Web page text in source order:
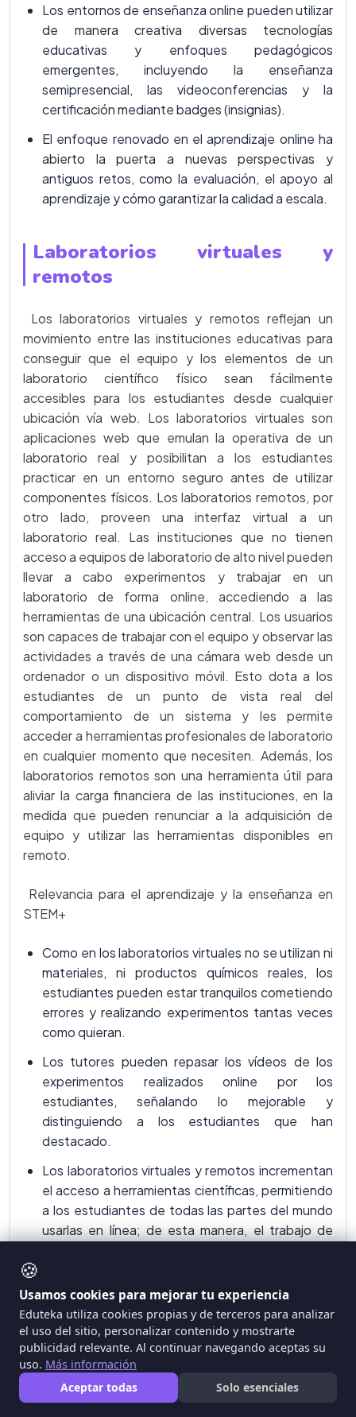
Los entornos de enseñanza online pueden utilizar
de manera creativa diversas tecnologías
educativas y enfoques pedagógicos
emergentes, incluyendo la enseñanza
semipresencial, las videoconferencias y la
certificación mediante badges (insignias).
El enfoque renovado en el aprendizaje online ha
abierto la puerta a nuevas perspectivas y
antiguos retos, como la evaluación, el apoyo al
aprendizaje y cómo garantizar la calidad a escala.
Laboratorios virtuales y
remotos
Los laboratorios virtuales y remotos reflejan un
movimiento entre las instituciones educativas para
conseguir que el equipo y los elementos de un
laboratorio científico físico sean fácilmente
accesibles para los estudiantes desde cualquier
ubicación vía web. Los laboratorios virtuales son
aplicaciones web que emulan la operativa de un
laboratorio real y posibilitan a los estudiantes
practicar en un entorno seguro antes de utilizar
componentes físicos. Los laboratorios remotos, por
otro lado, proveen una interfaz virtual a un
laboratorio real. Las instituciones que no tienen
acceso a equipos de laboratorio de alto nivel pueden
llevar a cabo experimentos y trabajar en un
laboratorio de forma online, accediendo a las
herramientas de una ubicación central. Los usuarios
son capaces de trabajar con el equipo y observar las
actividades a través de una cámara web desde un
ordenador o un dispositivo móvil. Esto dota a los
estudiantes de un punto de vista real del
comportamiento de un sistema y les permite
acceder a herramientas profesionales de laboratorio
en cualquier momento que necesiten. Además, los
laboratorios remotos son una herramienta útil para
aliviar la carga financiera de las instituciones, en la
medida que pueden renunciar a la adquisición de
equipo y utilizar las herramientas disponibles en
remoto.
Relevancia para el aprendizaje y la enseñanza en
STEM+
Como en los laboratorios virtuales no se utilizan ni
materiales, ni productos químicos reales, los
estudiantes pueden estar tranquilos cometiendo
errores y realizando experimentos tantas veces
como quieran.
Los tutores pueden repasar los vídeos de los
experimentos realizados online por los
estudiantes, señalando lo mejorable y
distinguiendo a los estudiantes que han
destacado.
Los laboratorios virtuales y remotos incrementan
el acceso a herramientas científicas, permitiendo
a los estudiantes de todas las partes del mundo
usarlas en línea; de esta manera, el trabajo de
TIEMPO DE ADOPCIÓN: DE
DOS A TRES AÑOS
🍪
Usamos cookies para mejorar tu experiencia
Eduteka utiliza cookies propias y de terceros para analizar
el uso del sitio, personalizar contenido y mostrarte
publicidad relevante. Al continuar navegando aceptas su
uso. Más información
Aceptar todas
Solo esenciales